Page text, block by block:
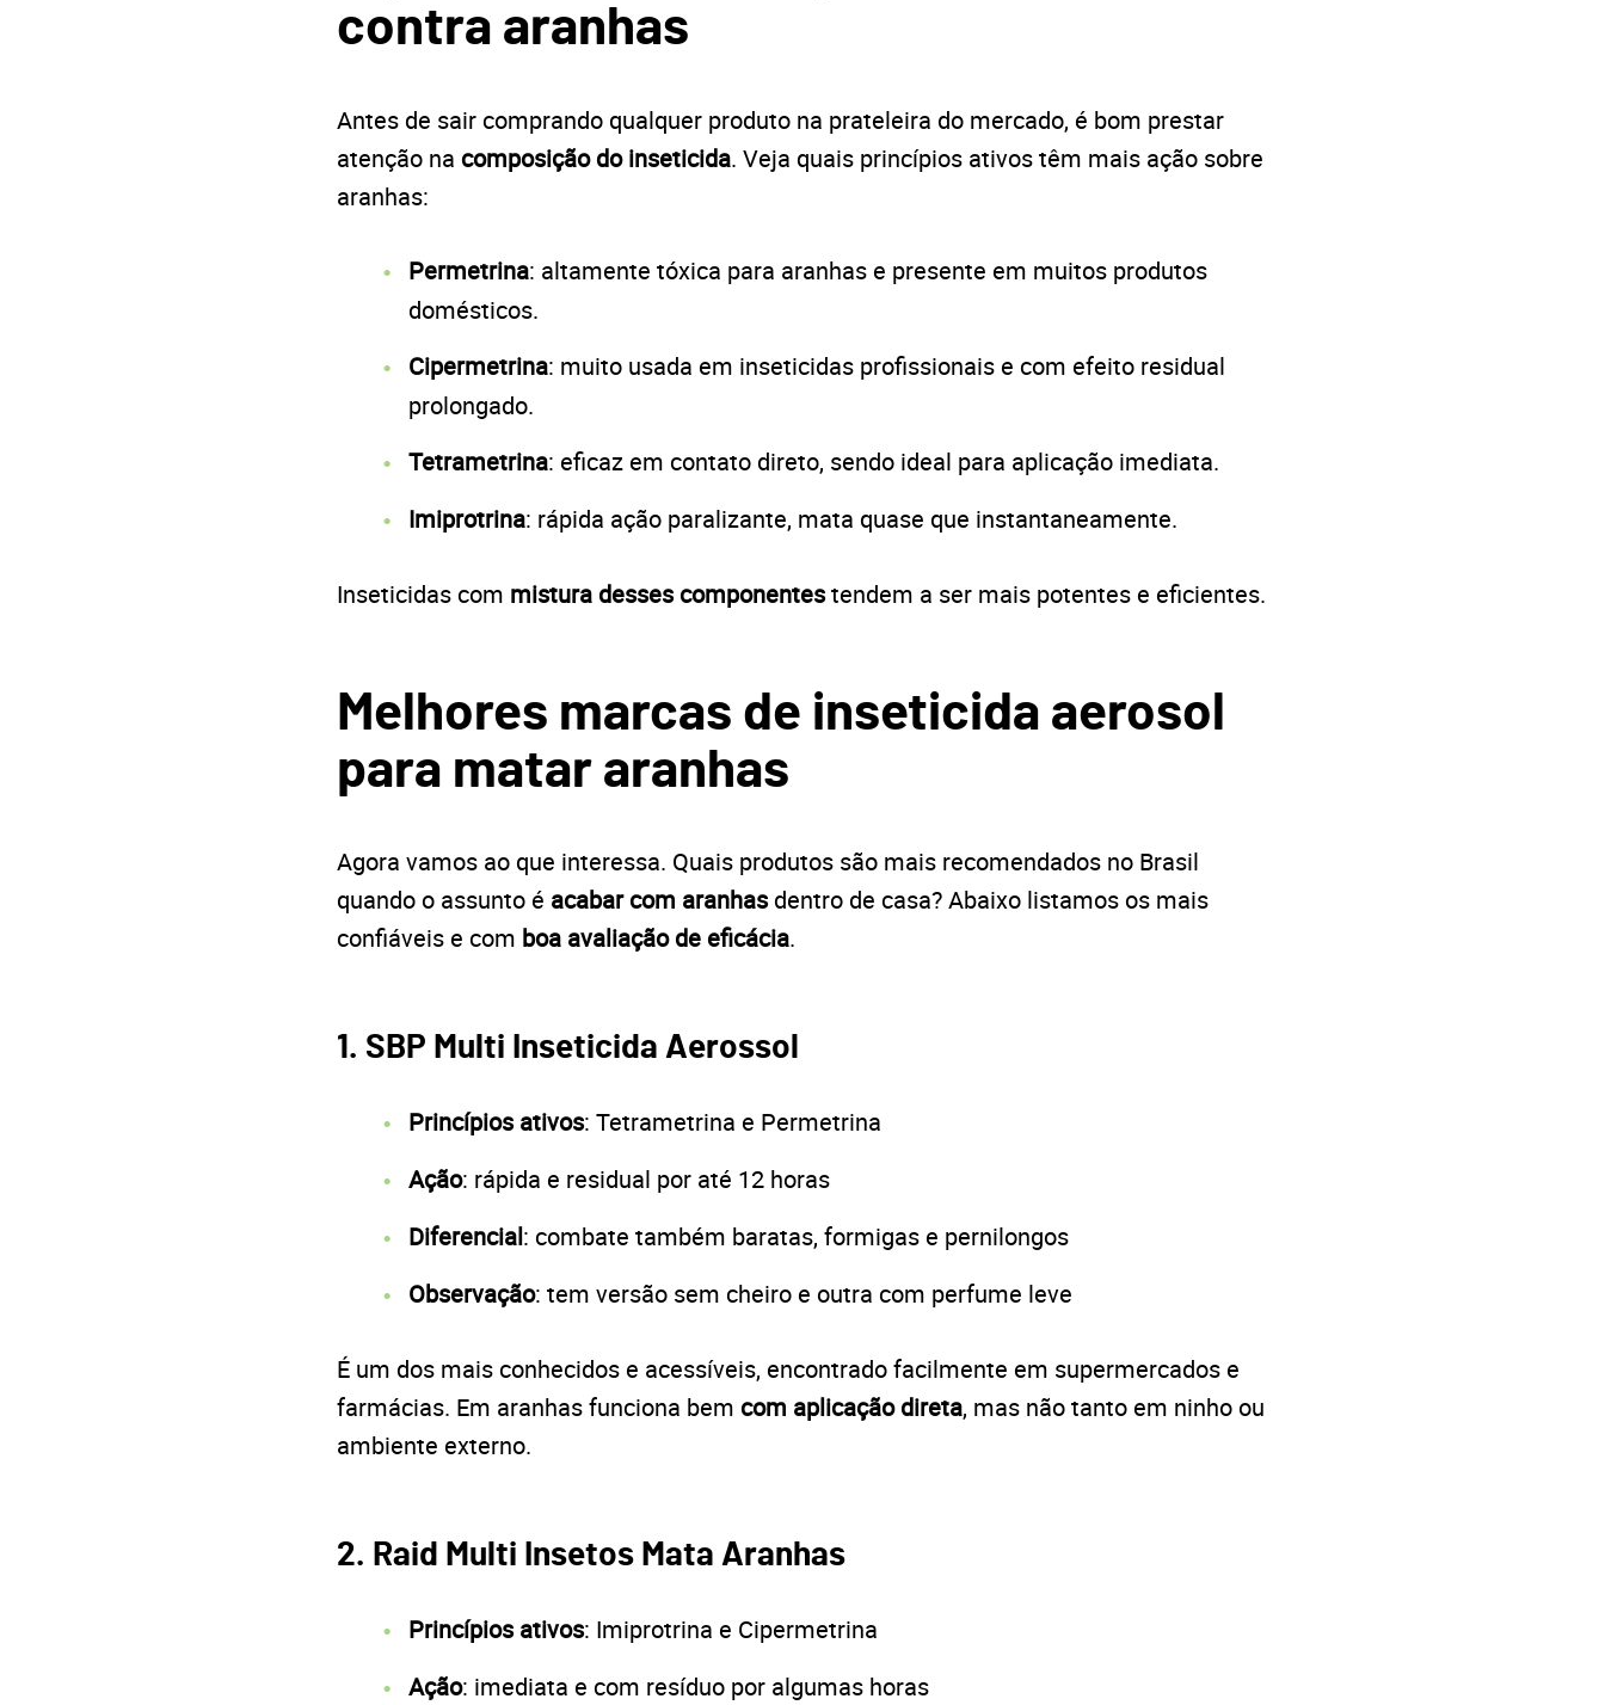
contra aranhas
Antes de sair comprando qualquer produto na prateleira do mercado, é bom prestar
atenção na composição do inseticida. Veja quais princípios ativos têm mais ação sobre
aranhas:
Permetrina: altamente tóxica para aranhas e presente em muitos produtos
domésticos.
Cipermetrina: muito usada em inseticidas profissionais e com efeito residual
prolongado.
Tetrametrina: eficaz em contato direto, sendo ideal para aplicação imediata.
Imiprotrina: rápida ação paralizante, mata quase que instantaneamente.
Inseticidas com mistura desses componentestendem a ser mais potentes e eficientes.
Melhores marcas de inseticida aerosol
para matar aranhas
Agora vamos ao que interessa. Quais produtos são mais recomendados no Brasil
quando o assunto é acabar com aranhasdentro de casa? Abaixo listamos os mais
confiáveis e com boa avaliação de eficácia.
1. SBP Multi Inseticida Aerossol
Princípios ativos: Tetrametrina e Permetrina
Ação: rápida e residual por até 12 horas
Diferencial: combate também baratas, formigas e pernilongos
Observação: tem versão sem cheiro e outra com perfume leve
É um dos mais conhecidos e acessíveis, encontrado facilmente em supermercados e
farmácias. Em aranhas funciona bem com aplicação direta, mas não tanto em ninho ou
ambiente externo.
2. Raid Multi Insetos Mata Aranhas
Princípios ativos: Imiprotrina e Cipermetrina
Ação: imediata e com resíduo por algumas horas